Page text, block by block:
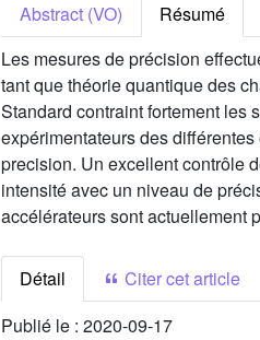
Abstract (VO)
Résumé
Les mesures de précision
tant que théorie quantique des
Standard contraint fortement les
expérimentateurs des
precision. Un excellent contrôle
intensité avec un niveau de
accélérateurs sont actuellement
Détail
Citer cet article
Publié le : 2020-09-17